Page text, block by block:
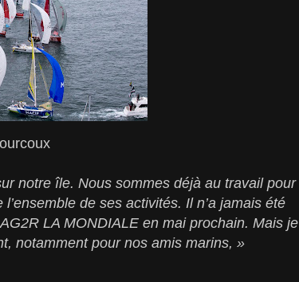
notre île. Nous sommes déjà au travail pour
de ses activités. Il n’a jamais été
LA MONDIALE en mai prochain. Mais je
notamment pour nos amis marins, »